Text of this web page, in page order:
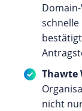
schnelle
Thawte
nicht